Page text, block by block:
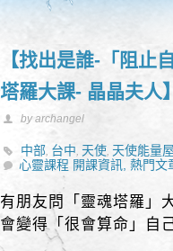
【找出是誰-「阻止
塔羅大課- 晶晶夫人】
by archangel
中部, 台中, 天使, 天使能量屋
心靈課程 開課資訊,熱門文
有朋友問「靈魂塔羅」
會變得「很會算命」自